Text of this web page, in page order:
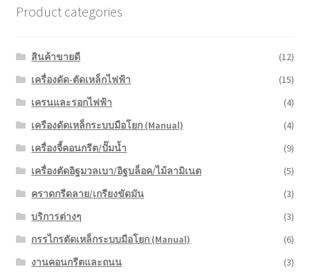
Product categories
สินค้าขายดี
(12)
เครื่องดัด-ตัดเหล็กไฟฟ้า
(15)
เครนและรอกไฟฟ้า
(4)
เครืองดัดเหล็กระบบมือโยก (Manual)
(4)
เครื่องจี้คอนกรีต/ปั๊มน้ำ
(9)
เครื่องตัดอิฐมวลเบา/อิฐบล็อค/ไม้ลามิเนต
(5)
คราดกรีดลาย/เกรียงขัดมัน
(3)
บริการต่างๆ
(3)
กรรไกรตัดเหล็กระบบมือโยก (Manual)
(6)
งานคอนกรีตและถนน
(3)